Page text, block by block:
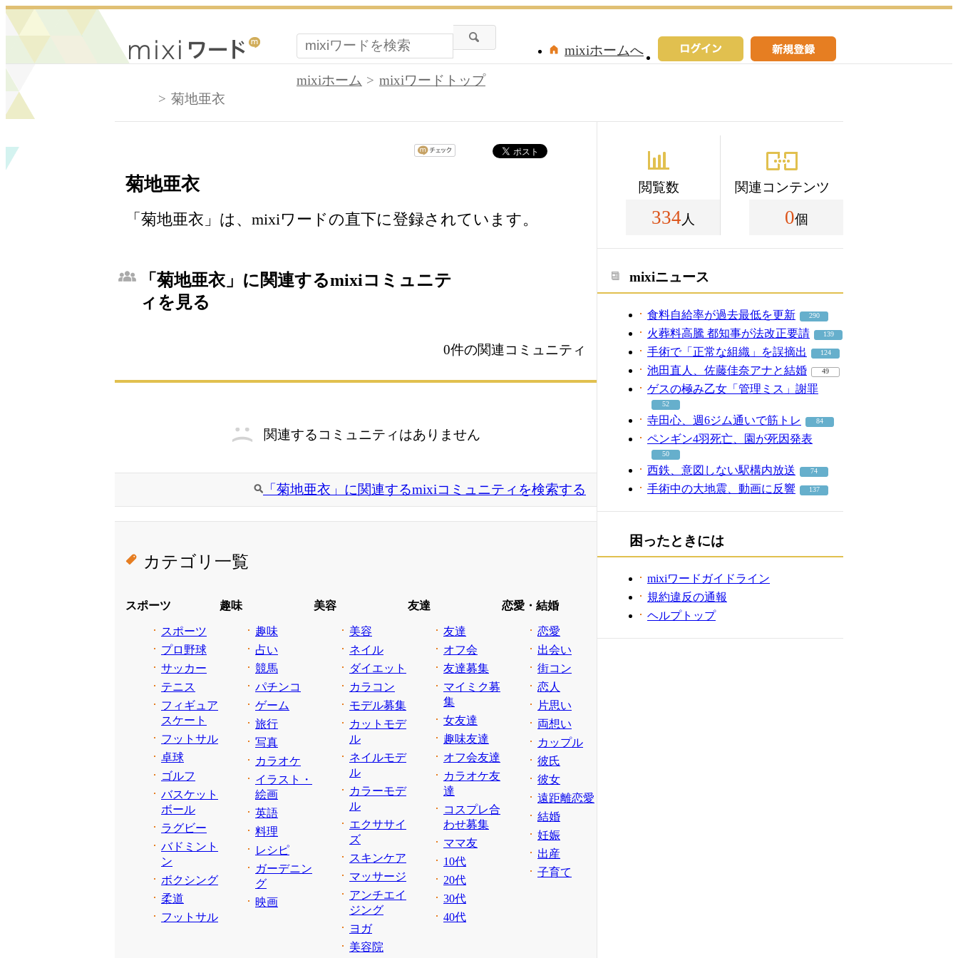
mixiホームへ
mixiホーム
mixiワードトップ
菊地亜衣
菊地亜衣
「菊地亜衣」は、mixiワードの直下に登録されています。
「菊地亜衣」に関連するmixiコミュニテ
ィを見る
0件の関連コミュニティ
関連するコミュニティはありません
「菊地亜衣」に関連するmixiコミュニティを検索する
カテゴリ一覧
スポーツ
スポーツ
プロ野球
サッカー
テニス
フィギュア
スケート
フットサル
卓球
ゴルフ
バスケット
ボール
ラグビー
バドミント
ン
ボクシング
柔道
フットサル
趣味
趣味
占い
競馬
パチンコ
ゲーム
旅行
写真
カラオケ
イラスト・
絵画
英語
料理
レシピ
ガーデニン
グ
映画
美容
美容
ネイル
ダイエット
カラコン
モデル募集
カットモデ
ル
ネイルモデ
ル
カラーモデ
ル
エクササイ
ズ
スキンケア
マッサージ
アンチエイ
ジング
ヨガ
美容院
友達
友達
オフ会
友達募集
マイミク募
集
女友達
趣味友達
オフ会友達
カラオケ友
達
コスプレ合
わせ募集
ママ友
10代
20代
30代
40代
恋愛・結婚
恋愛
出会い
街コン
恋人
片思い
両想い
カップル
彼氏
彼女
遠距離恋愛
結婚
妊娠
出産
子育て
閲覧数
334 人
関連コンテンツ
0個
mixiニュース
食料自給率が過去最低を更新 290
火葬料高騰 都知事が法改正要請 139
手術で「正常な組織」を誤摘出 124
池田直人、佐藤佳奈アナと結婚 49
ゲスの極み乙女「管理ミス」謝罪
52
寺田心、週6ジム通いで筋トレ 84
ペンギン4羽死亡、園が死因発表
50
西鉄、意図しない駅構内放送 74
手術中の大地震、動画に反響 137
困ったときには
mixiワードガイドライン
規約違反の通報
ヘルプトップ